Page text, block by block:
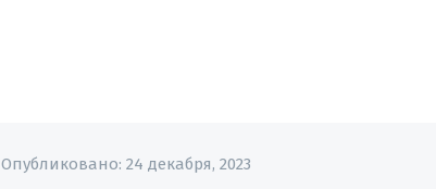
Опубликовано:24 декабря, 2023